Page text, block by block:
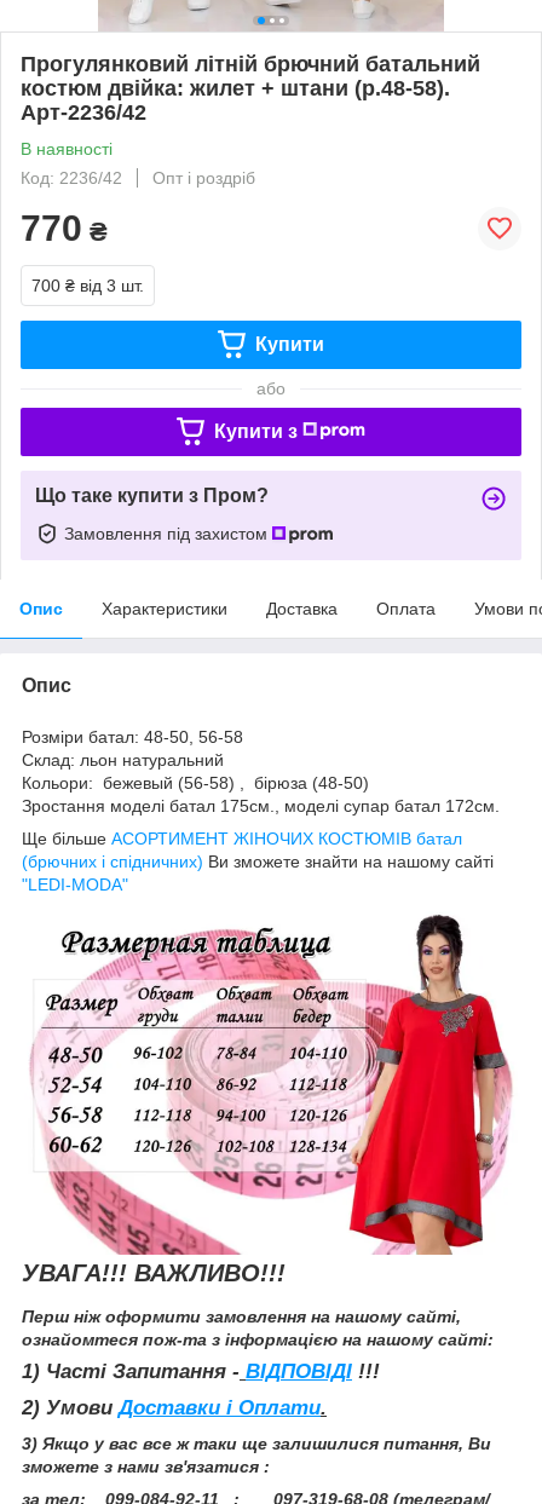
Прогулянковий літній брючний батальний
костюм двійка: жилет + штани (р.48-58).
Арт-2236/42
В наявності
Код: 2236/42
Опт і роздріб
770 ₴
700 ₴ від 3 шт.
Купити
або
Купити з
Що таке купити з Пром?
Замовлення під захистом
Опис Характеристики Доставка Оплата Умови
Опис
Розміри батал: 48-50, 56-58
Склад: льон натуральний
Кольори: бежевый (56-58) , бірюза (48-50)
Зростання моделі батал 175см., моделі супар батал 172см.
Ще більше АСОРТИМЕНТ ЖІНОЧИХ КОСТЮМІВ батал
(брючних і спідничних) Ви зможете знайти на нашому сайті
"LEDI-MODA"
УВАГА!!! ВАЖЛИВО!!!
Перш ніж оформити замовлення на нашому сайті,
ознайомтеся пож-та з інформацією на нашому сайті:
1) Часті Запитання - ВІДПОВІДІ !!!
2) УмовиДоставки і Оплати.
3) Якщо у вас все ж таки ще залишилися питання, Ви
зможете з нами зв'язатися :
за тел: 099-084-92-11 ; 097-319-68-08 (телеграм/